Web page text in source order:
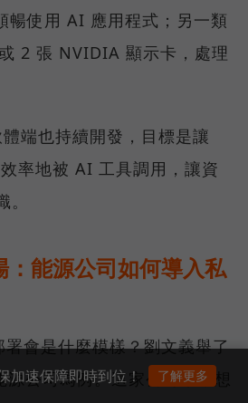
暢使用 AI 應用程式；另一類
2 張 NVIDIA 顯示卡，處理
端也持續開發，目標是讓
率地被 AI 工具調用，讓資
：能源公司如何導入私
會是什麼模樣？劉文義舉了
源公司為例。這家公司原本想
加速保障即時到位！ 了解更多